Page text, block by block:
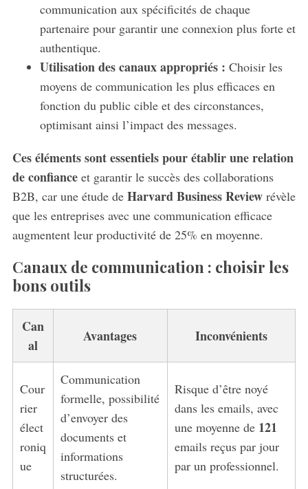
communication aux spécificités de chaque
partenaire pour garantir une connexion plus forte et
authentique.
Utilisation des canaux appropriés : Choisir les
moyens de communication les plus efficaces en
fonction du public cible et des circonstances,
optimisant ainsi l’impact des messages.
Ces éléments sont essentiels pour établir une relation
de confianceet garantir le succès des collaborations
B2B, car une étude de Harvard Business Reviewrévèle
que les entreprises avec une communication efficace
augmentent leur productivité de 25% en moyenne.
Canaux de communication : choisir les
bons outils
Can
al
Avantages Inconvénients
Cour
rier
élect
roniq
ue
Communication
formelle, possibilité
d’envoyer des
documents et
informations
structurées.
Risque d’être noyé
dans les emails, avec
une moyenne de 121
emails reçus par jour
par un professionnel.